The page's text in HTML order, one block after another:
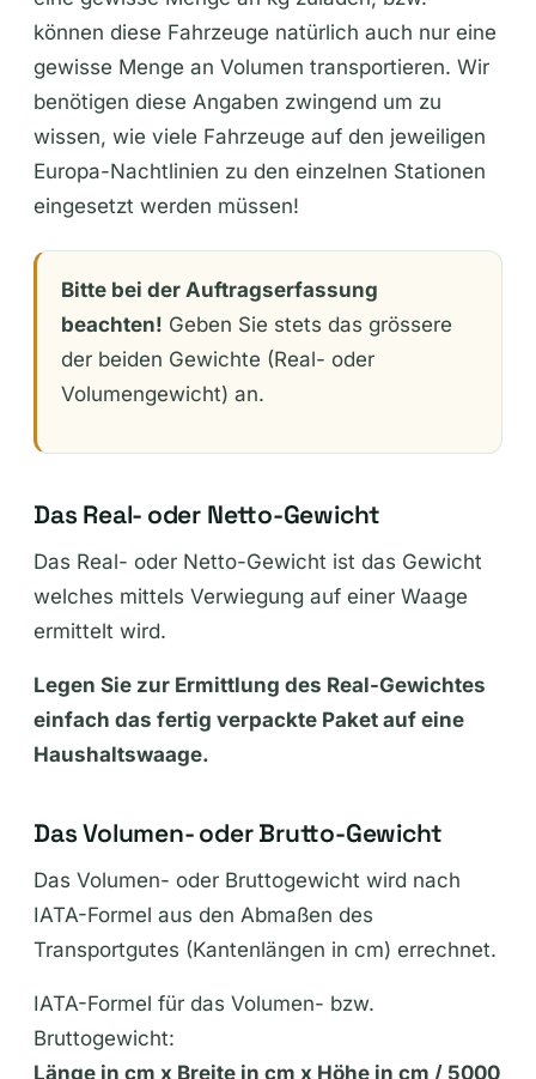
können diese Fahrzeuge natürlich auch nur eine
gewisse Menge an Volumen transportieren. Wir
benötigen diese Angaben zwingend um zu
wissen, wie viele Fahrzeuge auf den jeweiligen
Europa-Nachtlinien zu den einzelnen Stationen
eingesetzt werden müssen!
Bitte bei der Auftragserfassung
beachten! Geben Sie stets das grössere
der beiden Gewichte (Real- oder
Volumengewicht) an.
Das Real- oder Netto-Gewicht
Das Real- oder Netto-Gewicht ist das Gewicht
welches mittels Verwiegung auf einer Waage
ermittelt wird.
Legen Sie zur Ermittlung des Real-Gewichtes
einfach das fertig verpackte Paket auf eine
Haushaltswaage.
Das Volumen- oder Brutto-Gewicht
Das Volumen- oder Bruttogewicht wird nach
IATA-Formel aus den Abmaßen des
Transportgutes (Kantenlängen in cm) errechnet.
IATA-Formel für das Volumen- bzw.
Bruttogewicht:
Länge in cm x Breite in cm x Höhe in cm / 5000